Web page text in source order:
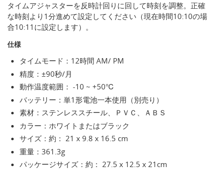
タイムアジャスターを反時計回りに回して時刻を調整。正確
な時刻より1分進めて設定してください（現在時間10:10の場
合10:11に設定します）。
仕様
タイムモード：12時間 AM/ PM
精度：±90秒/月
動作温度範囲： -10 ~ +50℃
バッテリー：単1形電池一本使用（別売り）
素材：ステンレススチール、ＰＶＣ、ＡＢＳ
カラー：ホワイトまたはブラック
サイズ：約： 21 x 9.8 x 16.5 cm
重量：361.3g
パッケージサイズ：約： 27.5 x 12.5 x 21cm